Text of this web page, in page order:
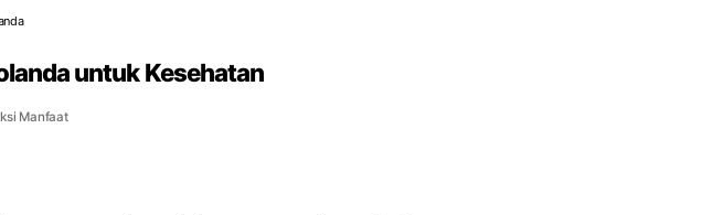
untuk Kesehatan
Manfaat